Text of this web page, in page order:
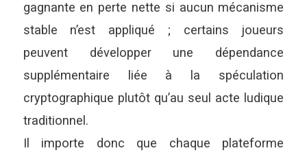
gagnante en perte nette si aucun mécanisme
stable n’est appliqué ; certains joueurs
peuvent développer une dépendance
supplémentaire liée à la spéculation
cryptographique plutôt qu’au seul acte ludique
traditionnel.
Il importe donc que chaque plateforme